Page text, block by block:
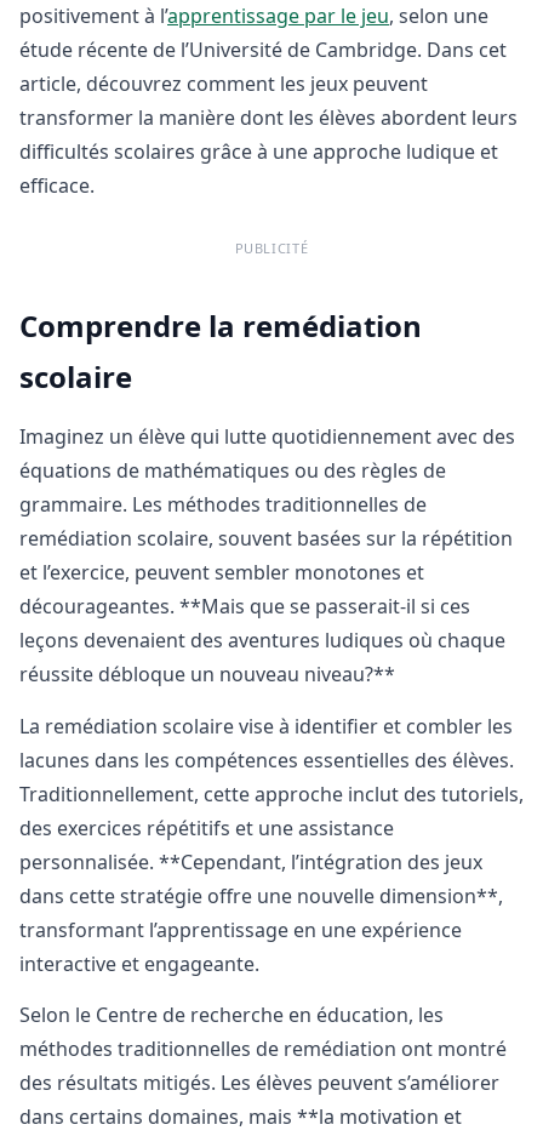
positivement à l’apprentissage par le jeu, selon une
étude récente de l’Université de Cambridge. Dans cet
article, découvrez comment les jeux peuvent
transformer la manière dont les élèves abordent leurs
difficultés scolaires grâce à une approche ludique et
efficace.
PUBLICITÉ
Comprendre la remédiation
scolaire
Imaginez un élève qui lutte quotidiennement avec des
équations de mathématiques ou des règles de
grammaire. Les méthodes traditionnelles de
remédiation scolaire, souvent basées sur la répétition
et l’exercice, peuvent sembler monotones et
décourageantes. **Mais que se passerait-il si ces
leçons devenaient des aventures ludiques où chaque
réussite débloque un nouveau niveau?**
La remédiation scolaire vise à identifier et combler les
lacunes dans les compétences essentielles des élèves.
Traditionnellement, cette approche inclut des tutoriels,
des exercices répétitifs et une assistance
personnalisée. **Cependant, l’intégration des jeux
dans cette stratégie offre une nouvelle dimension**,
transformant l’apprentissage en une expérience
interactive et engageante.
Selon le Centre de recherche en éducation, les
méthodes traditionnelles de remédiation ont montré
des résultats mitigés. Les élèves peuvent s’améliorer
dans certains domaines, mais **la motivation et